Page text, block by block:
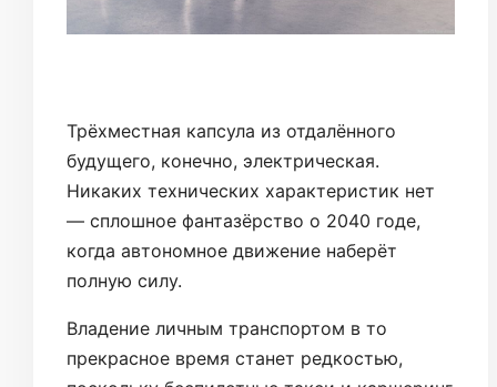
Трёхместная капсула из отдалённого
будущего, конечно, электрическая.
Никаких технических характеристик нет
— сплошное фантазёрство о 2040 годе,
когда автономное движение наберёт
полную силу.
Владение личным транспортом в то
прекрасное время станет редкостью,